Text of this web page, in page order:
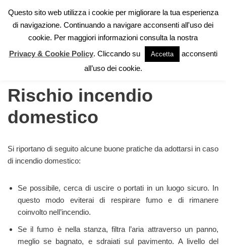
Vai
contenuto
»Rischio incendio domestico
Rischio incendio
domestico
Si riportano di seguito alcune buone pratiche da adottarsi in caso
di incendio domestico:
Se possibile, cerca di uscire o portati in un luogo sicuro. In
questo modo eviterai di respirare fumo e di rimanere
coinvolto nell’incendio.
Se il fumo è nella stanza, filtra l’aria attraverso un panno,
meglio se bagnato, e sdraiati sul pavimento. A livello del
Questo sito web utilizza i cookie per migliorare la tua esperienza
di navigazione. Continuando a navigare acconsenti all'uso dei
cookie. Per maggiori informazioni consulta la nostra
Privacy & Cookie Policy. Cliccando su Accetta
acconsenti
all’uso dei cookie.